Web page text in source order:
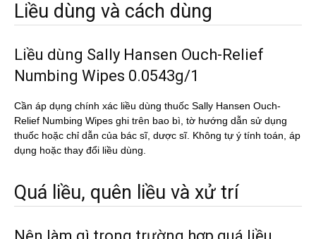
Liều dùng và cách dùng
Liều dùng Sally Hansen Ouch-Relief
Numbing Wipes 0.0543g/1
Cần áp dụng chính xác liều dùng thuốc Sally Hansen Ouch-
Relief Numbing Wipes ghi trên bao bì, tờ hướng dẫn sử dụng
thuốc hoặc chỉ dẫn của bác sĩ, dược sĩ. Không tự ý tính toán, áp
dụng hoặc thay đổi liều dùng.
Quá liều, quên liều và xử trí